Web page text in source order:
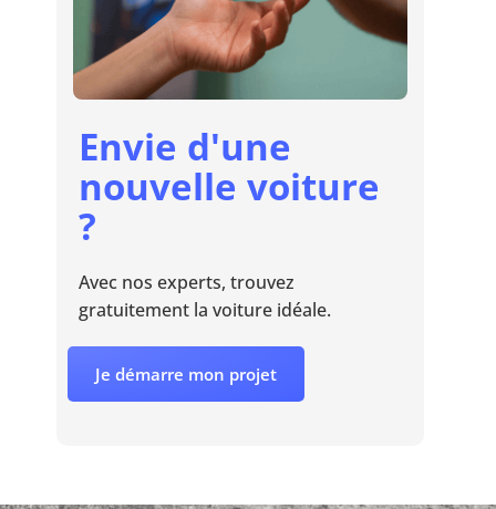
Envie d'une
nouvelle voiture
?
Avec nos experts, trouvez
gratuitement la voiture idéale.
Je démarre mon projet